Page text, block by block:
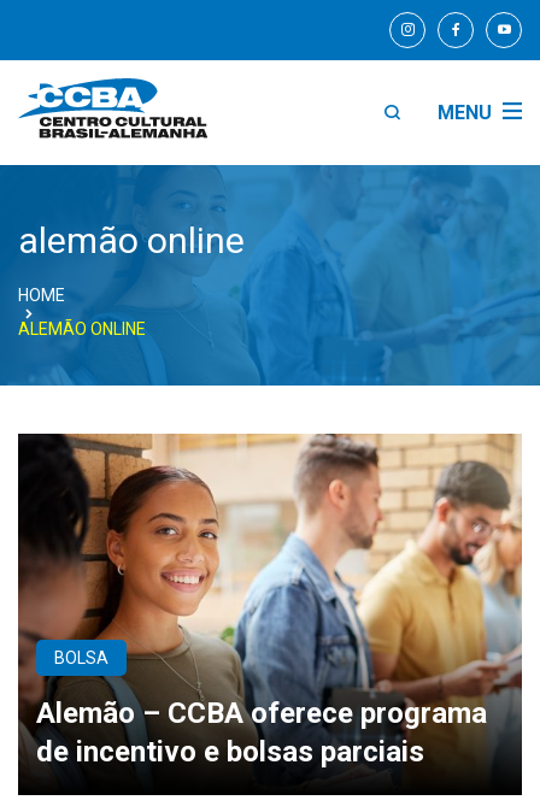
MENU
alemão online
HOME
ALEMÃO ONLINE
BOLSA
Alemão – CCBA oferece programa
de incentivo e bolsas parciais